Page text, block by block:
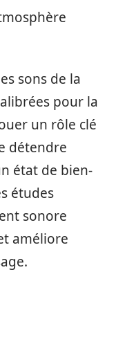
sons de la
pour la
un rôle clé
détendre
état de bien-
études
sonore
améliore